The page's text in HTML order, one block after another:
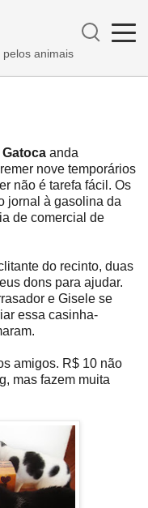
pelos animais
Gatoca anda
nove temporários
não é tarefa fácil. Os
jornal à gasolina da
de comercial de
do recinto, duas
dons para ajudar.
e Gisele se
essa casinha-
amigos. R$ 10 não
mas fazem muita